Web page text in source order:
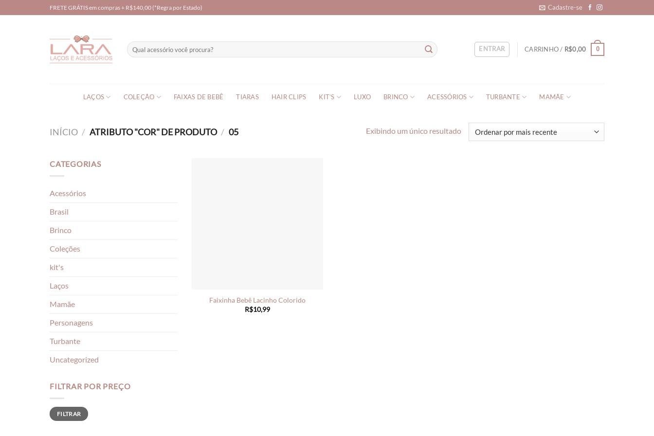
to
FRETE GRÁTIS em compras + R$140,00 (*Regra por Estado) Cadastre-se
Pesquisar
por:
ENTRAR CARRINHO / R$0,00 0
LAÇOS COLEÇÃO FAIXAS DE BEBÊ TIARAS HAIR CLIPS KIT’S LUXO BRINCO ACESSÓRIOS TURBANTE MAMÃE
INÍCIO / ATRIBUTO "COR" DE PRODUTO / 05 Exibindo um único resultado
CATEGORIAS
Acessórios
Brasil
Brinco
Coleções
kit's
Laços
Mamãe
Personagens
Turbante
Uncategorized
FILTRAR POR PREÇO
Preço
mínimo
Preço
máximo
FILTRAR
Faixinha Bebê Lacinho Colorido
R$10,99